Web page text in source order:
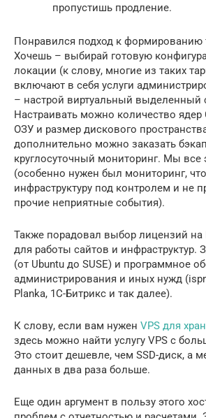
пропустишь продление.
Понравился подход к формированию
Хочешь – выбирай готовую
локации (к слову, многие из таких
включают в себя услуги
– настрой виртуальный выделенный
Настраивать можно количество ядер
ОЗУ и размер дискового
дополнительно можно заказать
круглосуточный мониторинг. Мы все
(особенно нужен был мониторинг,
инфраструктуру под контролем и не
прочие неприятные события).
Также порадовал выбор лицензий на
для работы сайтов и инфраструктур.
(от Ubuntu до SUSE) и программное
администрирования и иных нужд
Planka, 1С-Битрикс и так далее).
К слову, если вам нужен VPS для
здесь можно найти услугу VPS с
Это стоит дешевле, чем SSD-диск, а
данных в два раза больше.
Еще один аргумент в пользу этого